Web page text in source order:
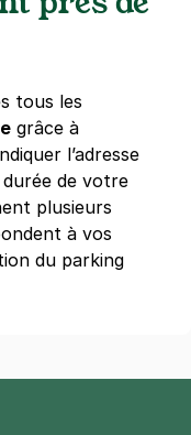
- place
de la Rotonde
tous les
grâce à
l’adresse
de votre
plusieurs
à vos
du parking